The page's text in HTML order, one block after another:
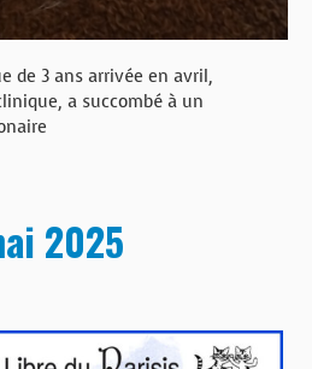
de 3 ans arrivée en avril,
a succombé à un
2025